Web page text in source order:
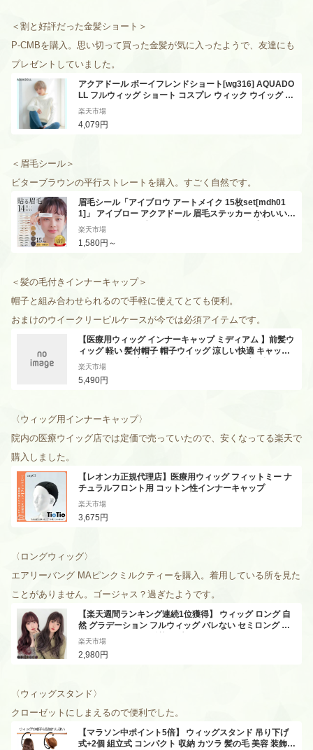
＜割と好評だった金髪ショート＞
P-CMBを購入。 思い切って買った金髪が気に入ったようで、友達にも
プレゼントしていました。
アクアドール ボーイフレンドショート[wg316] AQUADO
LL フルウィッグ ショート コスプレ ウィック ウイッグ レ
ディース
楽天市場
4,079円
＜眉毛シール ＞
ビターブラウンの平行ストレートを購入。 すごく自然です。
眉毛シール「アイブロウ アートメイク 15枚set[mdh01
1]」 アイブロー アクアドール 眉毛ステッカー かわいい
ナチュラル アイブロウパッチ メイクツール 眉毛ステッカ
ー まゆげ 眉シール 眉 シール 簡単 タトゥー スタンプ ブラ
ック ブラウン 貼る眉毛
楽天市場
1,580円～
＜髪の毛付きインナーキャップ＞
帽子と組み合わせられるので手軽に使えてとても便利。
おまけのウイークリーピルケースが今では必須アイテムです。
【医療用ウィッグ インナーキャップ ミディアム 】前髪ウ
ィッグ 軽い 髪付帽子 帽子ウイッグ 涼しい快適 キャップ
ミディアム ボブ 毛付き帽子 帽子ウィッグ 医療用帽子 人
毛 前髪取り外し式 ブラウン ブラック ウイッグインナーキ
ャップ ボブ ショートボブ 可愛い 簡単
楽天市場
5,490円
〈ウィッグ用インナーキャップ〉
院内の医療ウイッグ店では定価で売っていたので、安くなってる楽天で
購入しました。
【レオンカ正規代理店】医療用ウィッグ フィットミー ナ
チュラルフロント用 コットン性インナーキャップ
楽天市場
3,675円
〈ロングウィッグ〉
エアリーバング MAピンクミルクティーを購入。着用している所を見た
ことがありません 。ゴージャス？過ぎたようです。
【楽天週間ランキング連続1位獲得】 ウィッグ ロング 自
然 グラデーション フルウィッグ バレない セミロング ミ
ディアム ウイッグ 耐熱 可愛い ハイトーンカラー ハイラ
イト メッシュ カール ピンク ブルー かつら 女性 医療用 金
髪 黒髪 送料無料
楽天市場
2,980円
〈ウィッグスタンド〉
クローゼットにしまえるので便利でした。
【マラソン中ポイント5倍】 ウィッグスタンド 吊り下げ
式+2個 組立式 コンパクト 収納 カツラ 髪の毛 美容 装飾